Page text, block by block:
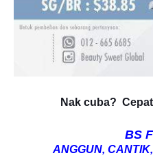
Nak cuba?
BS
ANGGUN,